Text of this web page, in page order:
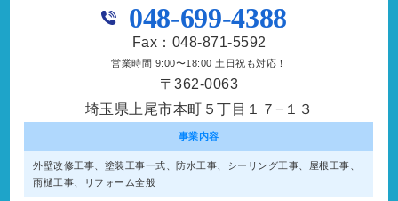
048-699-4388
Fax：048-871-5592
営業時間 9:00〜18:00 土日祝も対応！
〒362-0063
埼玉県上尾市本町５丁目１７−１３
事業内容
外壁改修工事、塗装工事⼀式、防水工事、シーリング工事、屋根工事、
雨樋工事、リフォーム全般